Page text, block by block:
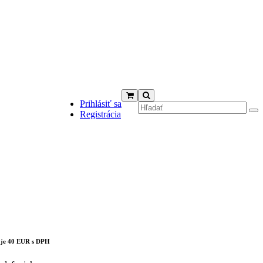
Prihlásiť sa
Registrácia
40 EUR s DPH